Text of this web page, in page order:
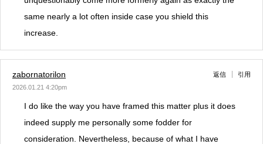
same nearly a lot often inside case you shield this
increase.
zabornatorilon
2026.01.21 4:20pm
返信 引用
I do like the way you have framed this matter plus it does
indeed supply me personally some fodder for
consideration. Nevertheless, because of what I have